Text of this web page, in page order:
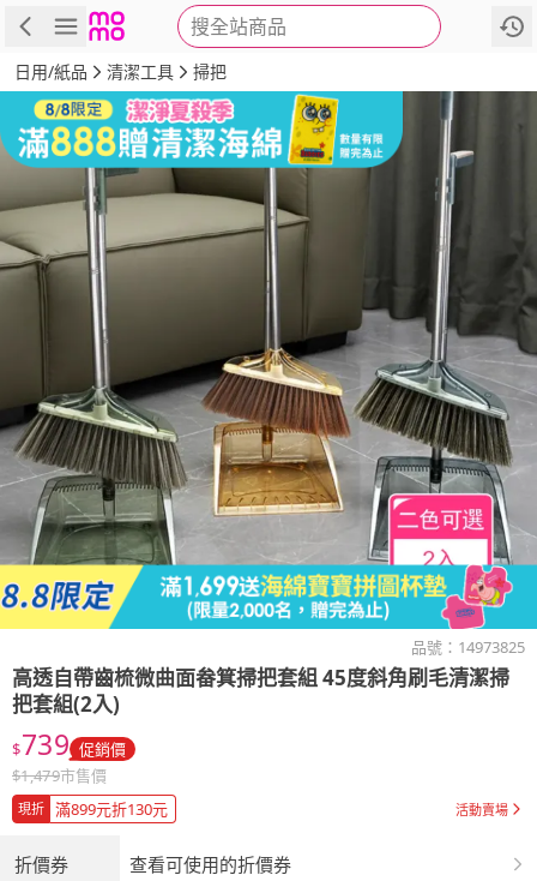
搜全站商品
商品 評價 詳情
日用/紙品 清潔工具 掃把
品號： 14973825
高透自帶齒梳微曲面畚箕掃把套組 45度斜角刷毛清潔掃
把套組(2入)
$739 促銷價
$1,479市售價
現折 滿899元折130元 活動賣場
折價券 查看可使用的折價券